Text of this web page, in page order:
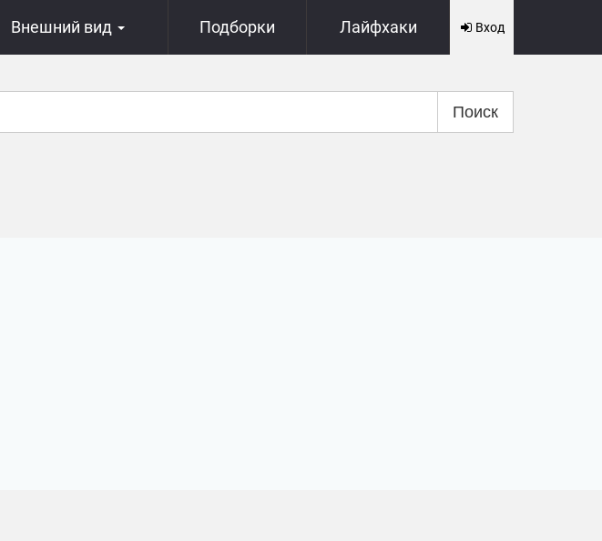
Внешний вид Подборки Лайфхаки Вход
Поиск